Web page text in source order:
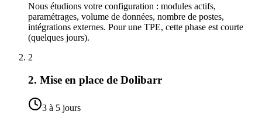
Nous étudions votre configuration : modules actifs,
paramétrages, volume de données, nombre de postes,
intégrations externes. Pour une TPE, cette phase est courte
(quelques jours).
2
2. Mise en place de Dolibarr
3 à 5 jours